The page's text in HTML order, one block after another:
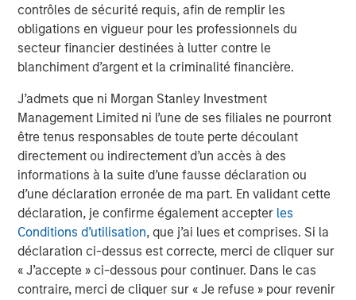
contrôles de sécurité requis, afin de remplir les
obligations en vigueur pour les professionnels du
secteur financier destinées à lutter contre le
blanchiment d’argent et la criminalité financière.
J’admets que ni Morgan Stanley Investment
Management Limited ni l’une de ses filiales ne pourront
être tenus responsables de toute perte découlant
directement ou indirectement d’un accès à des
informations à la suite d’une fausse déclaration ou
d’une déclaration erronée de ma part. En validant cette
déclaration, je confirme également accepter les
Conditions d’utilisation, que j’ai lues et comprises. Si la
déclaration ci-dessus est correcte, merci de cliquer sur
« J’accepte » ci-dessous pour continuer. Dans le cas
contraire, merci de cliquer sur « Je refuse » pour revenir
About Morgan Stanley
Morgan Stanley (NYSE: MS) is a leading global financial
services firm providing a wide range of investment
management services. With offices in 42 countries, the
Firm's employees serve clients worldwide including
corporations, governments, institutions and individuals.
For more information about Morgan Stanley, please visit
www.morganstanley.com.
Risk Considerations